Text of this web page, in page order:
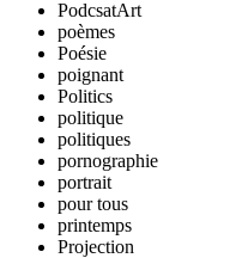
PodcsatArt
poèmes
Poésie
poignant
Politics
politique
politiques
pornographie
portrait
pour tous
printemps
Projection